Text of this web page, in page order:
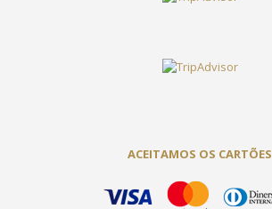
ACEITAMOS OS CARTÕES